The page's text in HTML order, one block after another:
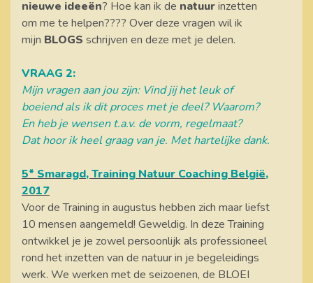
nieuwe ideeën? Hoe kan ik de natuurinzetten
om me te helpen???? Over deze vragen wil ik
mijn BLOGS schrijven en deze met je delen.
VRAAG 2:
Mijn vragen aan jou zijn: Vind jij het leuk of
boeiend als ik dit proces met je deel? Waarom?
En heb je wensen t.a.v. de vorm, regelmaat?
Dat hoor ik heel graag van je. Met hartelijke dank.
5* Smaragd, Training Natuur Coaching België,
2017
Voor de Training in augustus hebben zich maar liefst
10 mensen aangemeld! Geweldig. In deze Training
ontwikkel je je zowel persoonlijk als professioneel
rond het inzetten van de natuur in je begeleidings
werk. We werken met de seizoenen, de BLOEI